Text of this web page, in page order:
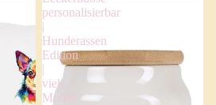
personalisierbar
|
Hunderassen
Edition
|
viele
Motive